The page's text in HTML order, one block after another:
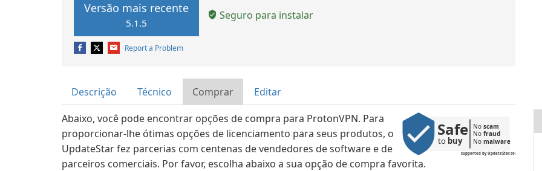
Versão mais recente
5.1.5
Seguro para instalar
Report a Problem
Descrição Técnico Comprar Editar
supported by UpdateStar.com
Safe
to buy
No scam
No fraud
No malware
Abaixo, você pode encontrar opções de compra para ProtonVPN. Para
proporcionar-lhe ótimas opções de licenciamento para seus produtos, o
UpdateStar fez parcerias com centenas de vendedores de software e de
parceiros comerciais. Por favor, escolha abaixo a sua opção de compra favorita.